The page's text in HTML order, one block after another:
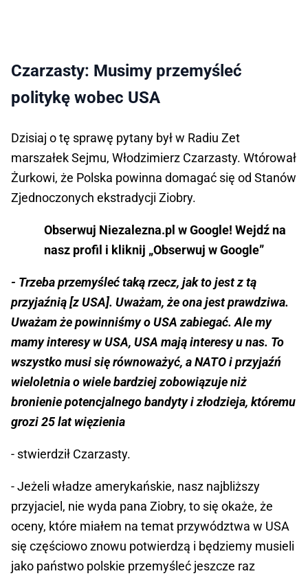
Czarzasty: Musimy przemyśleć
politykę wobec USA
Dzisiaj o tę sprawę pytany był w Radiu Zet
marszałek Sejmu, Włodzimierz Czarzasty. Wtórował
Żurkowi, że Polska powinna domagać się od Stanów
Zjednoczonych ekstradycji Ziobry.
Obserwuj Niezalezna.pl w Google! Wejdź na
nasz profil i kliknij „Obserwuj w Google”
- Trzeba przemyśleć taką rzecz, jak to jest z tą
przyjaźnią [z USA]. Uważam, że ona jest prawdziwa.
Uważam że powinniśmy o USA zabiegać. Ale my
mamy interesy w USA, USA mają interesy u nas. To
wszystko musi się równoważyć, a NATO i przyjaźń
wieloletnia o wiele bardziej zobowiązuje niż
bronienie potencjalnego bandyty i złodzieja, któremu
grozi 25 lat więzienia
- stwierdził Czarzasty.
- Jeżeli władze amerykańskie, nasz najbliższy
przyjaciel, nie wyda pana Ziobry, to się okaże, że
oceny, które miałem na temat przywództwa w USA
się częściowo znowu potwierdzą i będziemy musieli
jako państwo polskie przemyśleć jeszcze raz